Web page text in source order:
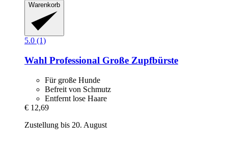
Warenkorb
5.0 (1)
Wahl Professional Große Zupfbürste
Für große Hunde
Befreit von Schmutz
Entfernt lose Haare
€ 12,69
Zustellung bis 20. August